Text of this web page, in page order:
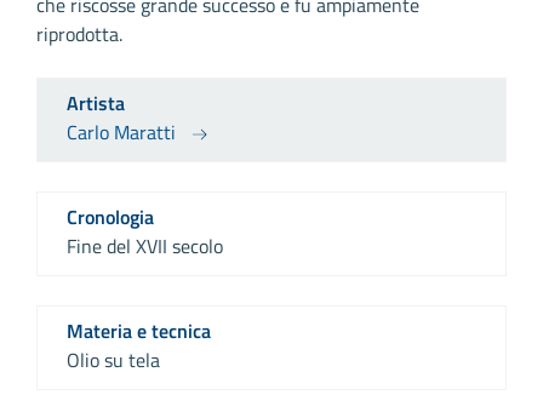
riprodotta.
Artista
Carlo Maratti
Cronologia
Fine del XVII secolo
Materia e tecnica
Olio su tela